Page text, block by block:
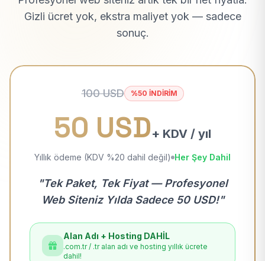
Gizli ücret yok, ekstra maliyet yok — sadece
sonuç.
100 USD %50 İNDİRİM
50 USD+ KDV / yıl
Yıllık ödeme (KDV %20 dahil değil) Her Şey Dahil
"Tek Paket, Tek Fiyat — Profesyonel
Web Siteniz Yılda Sadece 50 USD!"
Alan Adı + Hosting DAHİL
.com.tr / .tr alan adı ve hosting yıllık ücrete
dahil!